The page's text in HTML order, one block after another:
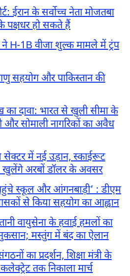
ईरान के सर्वोच्च नेता मोजतबा
पक्षधर हो सकते हैं
ने H-1B वीजा शुल्क मामले में ट्रंप
सहयोग और पाकिस्तान की
दावा: भारत से खुली सीमा के
और सोमाली नागरिकों का अवैध
सेक्टर में नई उड़ान, स्काईरूट
खुलेंगे अरबों डॉलर के अवसर
पहुंचे स्कूल और आंगनबाड़ी’ : डीएम
से किया सहयोग का आह्वान
वायुसेना के हवाई हमलों का
नुकसान; मस्तुंग में बंद का ऐलान
का प्रदर्शन, शिक्षा मंत्री के
तक निकाला मार्च